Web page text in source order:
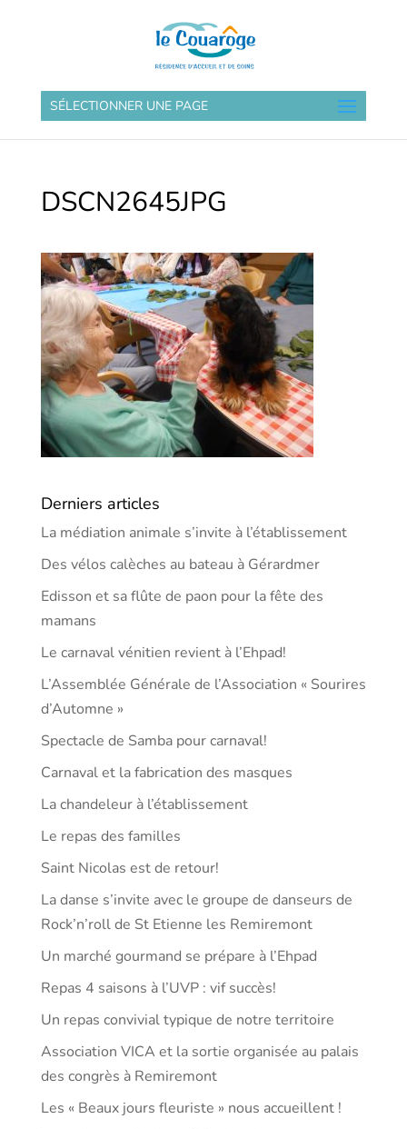
SÉLECTIONNER UNE PAGE
DSCN2645JPG
Derniers articles
La médiation animale s’invite à l’établissement
Des vélos calèches au bateau à Gérardmer
Edisson et sa flûte de paon pour la fête des
mamans
Le carnaval vénitien revient à l’Ehpad!
L’Assemblée Générale de l’Association « Sourires
d’Automne »
Spectacle de Samba pour carnaval!
Carnaval et la fabrication des masques
La chandeleur à l’établissement
Le repas des familles
Saint Nicolas est de retour!
La danse s’invite avec le groupe de danseurs de
Rock’n’roll de St Etienne les Remiremont
Un marché gourmand se prépare à l’Ehpad
Repas 4 saisons à l’UVP : vif succès!
Un repas convivial typique de notre territoire
Association VICA et la sortie organisée au palais
des congrès à Remiremont
Les « Beaux jours fleuriste » nous accueillent !